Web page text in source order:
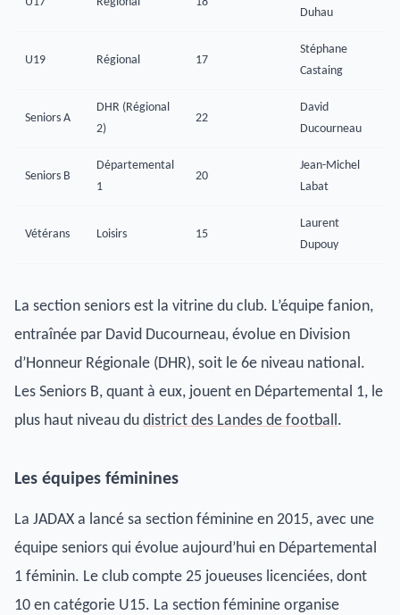
Duhau
U19 Régional 17
Stéphane
Castaing
Seniors A
DHR (Régional
2)
22
David
Ducourneau
Seniors B
Départemental
1
20
Jean-Michel
Labat
Vétérans Loisirs 15
Laurent
Dupouy
La section seniors est la vitrine du club. L’équipe fanion,
entraînée par David Ducourneau, évolue en Division
d’Honneur Régionale (DHR), soit le 6e niveau national.
Les Seniors B, quant à eux, jouent en Départemental 1, le
plus haut niveau du district des Landes de football.
Les équipes féminines
La JADAX a lancé sa section féminine en 2015, avec une
équipe seniors qui évolue aujourd’hui en Départemental
1 féminin. Le club compte 25 joueuses licenciées, dont
10 en catégorie U15. La section féminine organise